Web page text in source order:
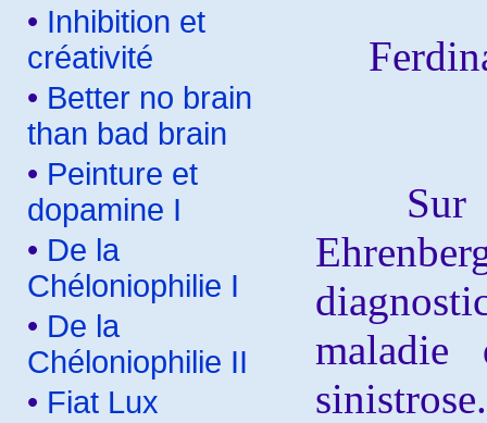
• Inhibition et
créativité
• Better no brain
than bad brain
• Peinture et
dopamine I
• De la
Chéloniophilie I
• De la
Chéloniophilie II
• Fiat Lux
Sur la
maladie